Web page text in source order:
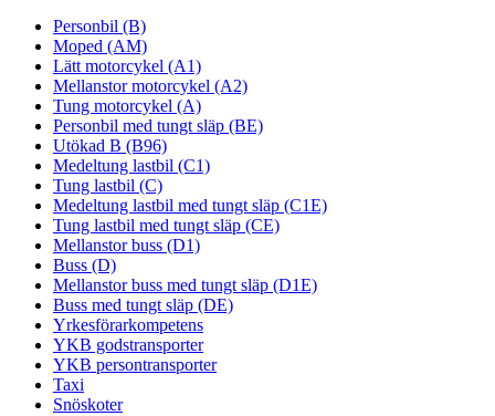
Personbil (B)
Moped (AM)
Lätt motorcykel (A1)
Mellanstor motorcykel (A2)
Tung motorcykel (A)
Personbil med tungt släp (BE)
Utökad B (B96)
Medeltung lastbil (C1)
Tung lastbil (C)
Medeltung lastbil med tungt släp (C1E)
Tung lastbil med tungt släp (CE)
Mellanstor buss (D1)
Buss (D)
Mellanstor buss med tungt släp (D1E)
Buss med tungt släp (DE)
Yrkesförarkompetens
YKB godstransporter
YKB persontransporter
Taxi
Snöskoter